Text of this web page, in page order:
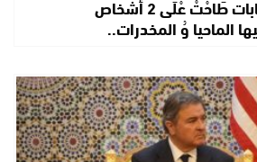
فرقة مكافحة العصابات طَاحْتْ عْلَى 2 أشخاص
الماحيا وُ المخدرات..